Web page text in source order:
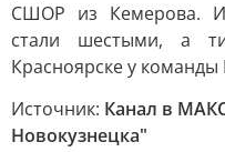
СШОР из Кемерова.
стали шестыми, а
Красноярске у команды
Источник: Канал в
Новокузнецка"